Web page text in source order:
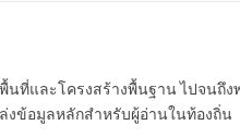
นที่และโครงสร้างพื้นฐาน ไปจนถึง
งข้อมูลหลักสำหรับผู้อ่านในท้องถิ่น